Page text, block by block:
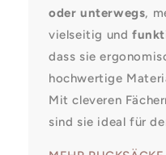
oder unterwegs,
vielseitig und
dass sie
hochwertige
Mit cleveren
sind sie ideal für